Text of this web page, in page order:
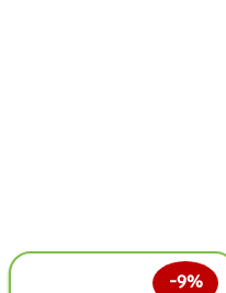
9%